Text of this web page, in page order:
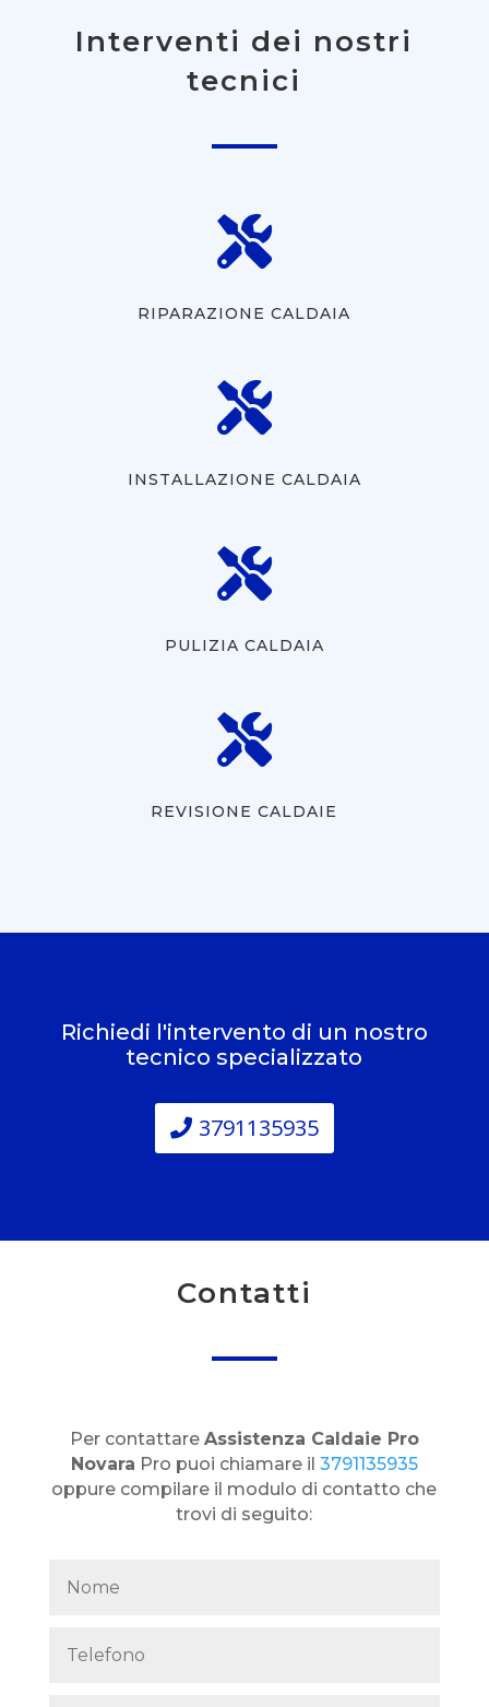
Interventi dei nostri
tecnici

RIPARAZIONE CALDAIA

INSTALLAZIONE CALDAIA

PULIZIA CALDAIA

REVISIONE CALDAIE
Richiedi l'intervento di un nostro
tecnico specializzato
3791135935
Contatti
Per contattare Assistenza Caldaie Pro
Novara Pro puoi chiamare il 3791135935
oppure compilare il modulo di contatto che
trovi di seguito: